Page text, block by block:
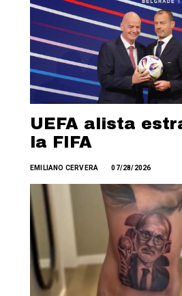
UEFA alista
la FIFA
EMILIANO CERVERA 07/28/2026